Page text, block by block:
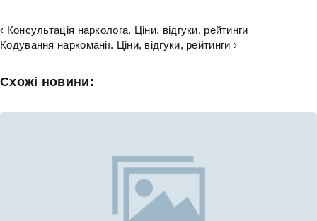
‹ Консультація нарколога. Ціни, відгуки, рейтинги
Кодування наркоманії. Ціни, відгуки, рейтинги ›
Схожі новини: